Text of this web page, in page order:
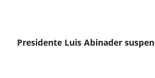
Presidente Luis Abinader